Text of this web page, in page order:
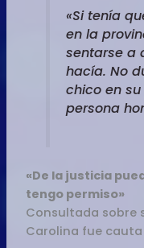
«Si tenía
en la
sentarse a
hacía. No
chico en
persona
«De la justicia
tengo permiso»
Consultada sobre
Carolina fue